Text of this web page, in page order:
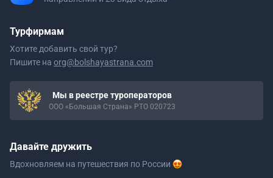
Турфирмам
Хотите добавить свой тур?
Пишите на org@bolshayastrana.com
Мы в реестре туроператоров
ООО «Большая Страна» РТО 020723
Давайте дружить
Вдохновляем на путешествия по России